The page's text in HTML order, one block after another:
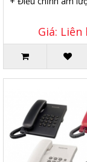
Giá: Liên